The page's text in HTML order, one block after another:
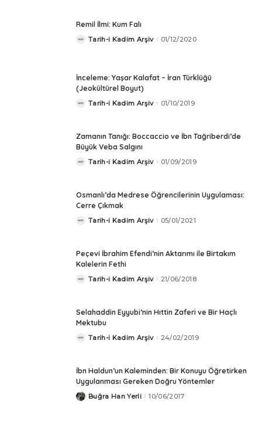
Remil İlmi: Kum Falı
PostedTarih-i Kadim Arşiv 01/12/2020
İnceleme: Yaşar Kalafat – İran Türklüğü
(Jeokültürel Boyut)
PostedTarih-i Kadim Arşiv 01/10/2019
Zamanın Tanığı: Boccaccio ve İbn Tağriberdi’de
Büyük Veba Salgını
PostedTarih-i Kadim Arşiv 01/09/2019
Osmanlı’da Medrese Öğrencilerinin Uygulaması:
Cerre Çıkmak
PostedTarih-i Kadim Arşiv 05/01/2021
Peçevi İbrahim Efendi’nin Aktarımı ile Birtakım
Kalelerin Fethi
PostedTarih-i Kadim Arşiv 21/06/2018
Selahaddin Eyyubi’nin Hıttin Zaferi ve Bir Haçlı
Mektubu
PostedTarih-i Kadim Arşiv 24/02/2019
İbn Haldun’un Kaleminden: Bir Konuyu Öğretirken
Uygulanması Gereken Doğru Yöntemler
PostedBuğra Han Yerli 10/06/2017